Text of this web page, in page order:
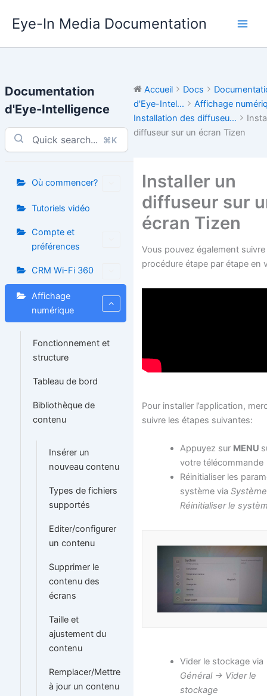
contenu
Eye-In Media Documentation
Documentation
d'Eye-Intelligence
⌘K
Où commencer?
Tutoriels vidéo
Compte et
préférences
CRM Wi-Fi 360
Affichage
numérique
Fonctionnement et
structure
Tableau de bord
Bibliothèque de
contenu
Insérer un
nouveau contenu
Types de fichiers
supportés
Editer/configurer
un contenu
Supprimer le
contenu des
écrans
Taille et
ajustement du
contenu
Remplacer/Mettre
à jour un contenu
Accueil Docs
d'Eye-Intel...
Affichage
Installation des diffuseu...
diffuseur sur un écran Tizen
Installer un
diffuseur sur
écran Tizen
Vous pouvez également suivre
procédure étape par étape en
Pour installer l’application,
suivre les étapes suivantes:
Appuyez sur MENU
votre télécommande
Réinitialiser les
système via
Réinitialiser le
Vider le stockage via
Général -> Vider le
stockage